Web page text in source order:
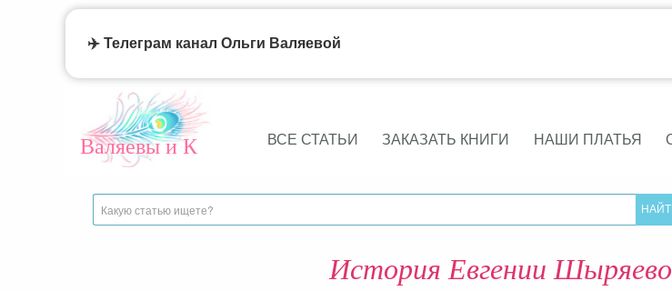
Валяевы и К ВСЕ СТАТЬИ ЗАКАЗАТЬ КНИГИ НАШИ ПЛАТЬЯ
История Евгении
✈️ Телеграм канал Ольги Валяевой